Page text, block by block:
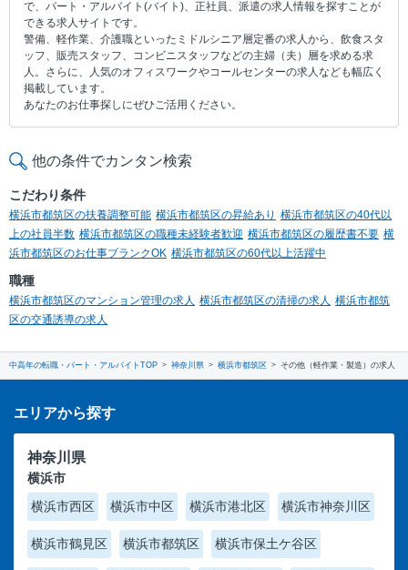
で、パート・アルバイト(バイト)、正社員、派遣の求人情報を探すことが
できる求人サイトです。
警備、軽作業、介護職といったミドルシニア層定番の求人から、飲食スタ
ッフ、販売スタッフ、コンビニスタッフなどの主婦（夫）層を求める求
人。さらに、人気のオフィスワークやコールセンターの求人なども幅広く
掲載しています。
あなたのお仕事探しにぜひご活用ください。
他の条件でカンタン検索
こだわり条件
横浜市都筑区の扶養調整可能 横浜市都筑区の昇給あり 横浜市都筑区の40代以
上の社員半数 横浜市都筑区の職種未経験者歓迎 横浜市都筑区の履歴書不要 横
浜市都筑区のお仕事ブランクOK 横浜市都筑区の60代以上活躍中
職種
横浜市都筑区のマンション管理の求人 横浜市都筑区の清掃の求人 横浜市都筑
区の交通誘導の求人
中高年の転職・パート・アルバイトTOP 神奈川県 横浜市都筑区 その他（軽作業・製造）の求人
エリアから探す
神奈川県
横浜市
横浜市西区
横浜市中区 横浜市港北区 横浜市神奈川区
横浜市鶴見区 横浜市都筑区 横浜市保土ケ谷区